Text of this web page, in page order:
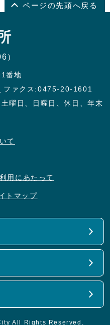
ページの先頭へ戻る
）
番地
ファクス:0475-20-1601
曜日、日曜日、休日、年末
て
用にあたって
トマップ
All Rights Reserved.